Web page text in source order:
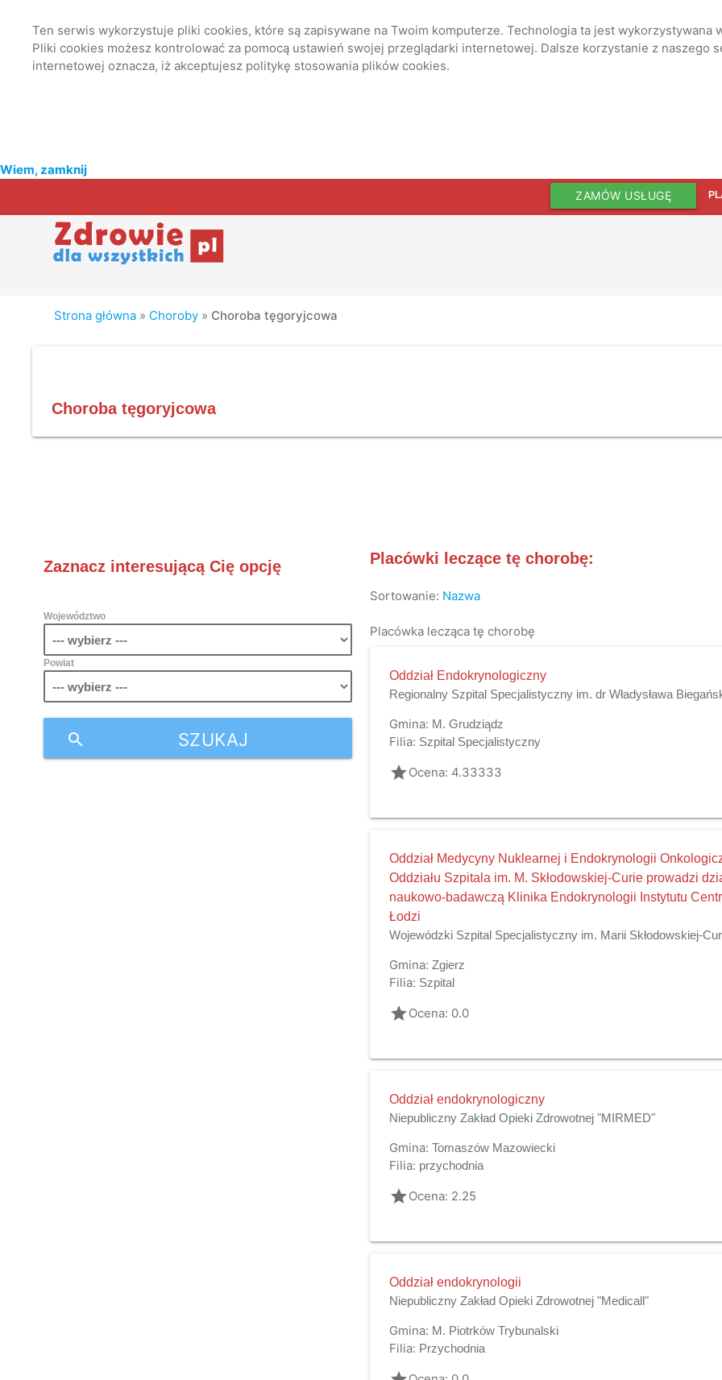
Ten serwis wykorzystuje pliki cookies, które są zapisywane na Twoim komputerze. Technologia ta jest
Pliki cookies możesz kontrolować za pomocą ustawień swojej przeglądarki internetowej. Dalsze korzystanie z naszego
internetowej oznacza, iż akceptujesz politykę stosowania plików cookies.
Wiem, zamknij
ZAMÓW USŁUGĘ
Strona główna » Choroby » Choroba tęgoryjcowa
Choroba tęgoryjcowa
Zaznacz interesującą Cię opcję
Województwo
Powiat
SZUKAJ
search
Placówki leczące tę chorobę:
Sortowanie: Nazwa
Placówka lecząca tę chorobę
Oddział Endokrynologiczny
Regionalny Szpital Specjalistyczny im. dr Władysława
Gmina: M. Grudziądz
Filia: Szpital Specjalistyczny
gradeOcena: 4.33333
Oddział Medycyny Nuklearnej i Endokrynologii
Oddziału Szpitala im. M. Skłodowskiej-Curie prowadzi
naukowo-badawczą Klinika Endokrynologii Instytutu
Łodzi
Wojewódzki Szpital Specjalistyczny im. Marii Skłodowskiej-
Gmina: Zgierz
Filia: Szpital
gradeOcena: 0.0
Oddział endokrynologiczny
Niepubliczny Zakład Opieki Zdrowotnej "MIRMED"
Gmina: Tomaszów Mazowiecki
Filia: przychodnia
gradeOcena: 2.25
Oddział endokrynologii
Niepubliczny Zakład Opieki Zdrowotnej "Medicall"
Gmina: M. Piotrków Trybunalski
Filia: Przychodnia